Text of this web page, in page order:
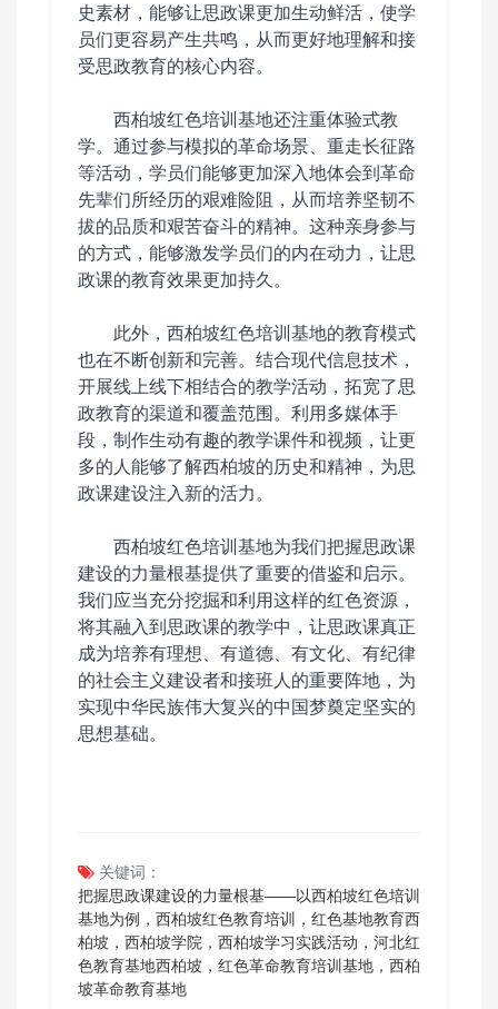
史素材，能够让思政课更加生动鲜活，使学
员们更容易产生共鸣，从而更好地理解和接
受思政教育的核心内容。
西柏坡红色培训基地还注重体验式教
学。通过参与模拟的革命场景、重走长征路
等活动，学员们能够更加深入地体会到革命
先辈们所经历的艰难险阻，从而培养坚韧不
拔的品质和艰苦奋斗的精神。这种亲身参与
的方式，能够激发学员们的内在动力，让思
政课的教育效果更加持久。
此外，西柏坡红色培训基地的教育模式
也在不断创新和完善。结合现代信息技术，
开展线上线下相结合的教学活动，拓宽了思
政教育的渠道和覆盖范围。利用多媒体手
段，制作生动有趣的教学课件和视频，让更
多的人能够了解西柏坡的历史和精神，为思
政课建设注入新的活力。
西柏坡红色培训基地为我们把握思政课
建设的力量根基提供了重要的借鉴和启示。
我们应当充分挖掘和利用这样的红色资源，
将其融入到思政课的教学中，让思政课真正
成为培养有理想、有道德、有文化、有纪律
的社会主义建设者和接班人的重要阵地，为
实现中华民族伟大复兴的中国梦奠定坚实的
思想基础。
关键词：
把握思政课建设的力量根基——以西柏坡红色培训
基地为例，西柏坡红色教育培训，红色基地教育西
柏坡，西柏坡学院，西柏坡学习实践活动，河北红
色教育基地西柏坡，红色革命教育培训基地，西柏
坡革命教育基地